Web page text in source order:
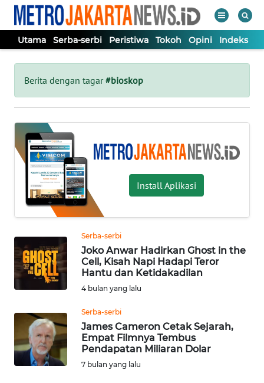
Utama Serba-serbi Peristiwa Tokoh Opini Indeks
Berita dengan tagar#bioskop
Install Aplikasi
Serba-serbi
Joko Anwar Hadirkan Ghost in the
Cell, Kisah Napi Hadapi Teror
Hantu dan Ketidakadilan
4 bulan yang lalu
Serba-serbi
James Cameron Cetak Sejarah,
Empat Filmnya Tembus
Pendapatan Miliaran Dolar
7 bulan yang lalu
Tutup
UTAMA
SERBA-
SERBI
PERISTIWA
TOKOH
OPINI
INDEKS
BERITA
KONTAK
KAMI